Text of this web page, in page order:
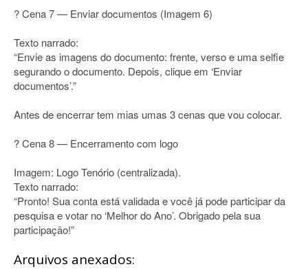
? Cena 7 — Enviar documentos (Imagem 6)
Texto narrado:
“Envie as imagens do documento: frente, verso e uma selfie
segurando o documento. Depois, clique em ‘Enviar
documentos’.”
Antes de encerrar tem mias umas 3 cenas que vou colocar.
? Cena 8 — Encerramento com logo
Imagem: Logo Tenório (centralizada).
Texto narrado:
“Pronto! Sua conta está validada e você já pode participar da
pesquisa e votar no ‘Melhor do Ano’. Obrigado pela sua
participação!”
Arquivos anexados: